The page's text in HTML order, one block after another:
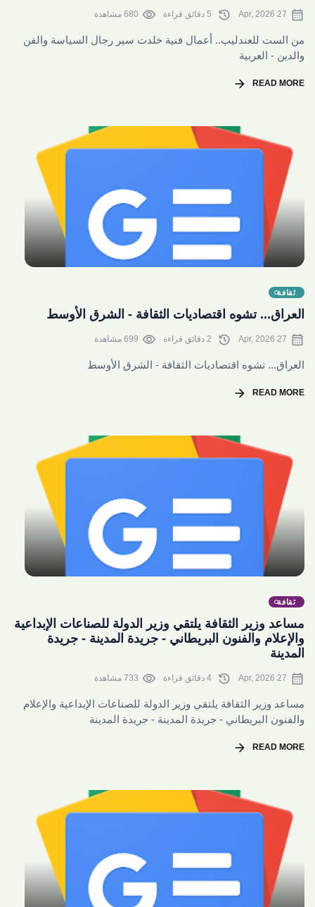
calendar_month
27 Apr, 2026
history
visibility 680 مشاهدة
من الست للعندليب.. أعمال فنية خلدت سير رجال السياسة والفن
والدين - العربية
READ MORE
arrow_forward
ثقافة
العراق... تشوه اقتصاديات الثقافة - الشرق الأوسط
calendar_month
27 Apr, 2026
history
visibility 699 مشاهدة
العراق... تشوه اقتصاديات الثقافة - الشرق الأوسط
READ MORE
arrow_forward
ثقافة
مساعد وزير الثقافة يلتقي وزير الدولة للصناعات الإبداعية
والإعلام والفنون البريطاني - جريدة المدينة - جريدة
المدينة
calendar_month
27 Apr, 2026
history
visibility 733 مشاهدة
مساعد وزير الثقافة يلتقي وزير الدولة للصناعات الإبداعية والإعلام
والفنون البريطاني - جريدة المدينة - جريدة المدينة
READ MORE
arrow_forward